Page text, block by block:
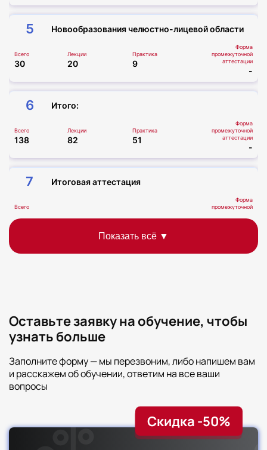
5 Новообразования челюстно-лицевой области
Всего
30
Лекции
20
Практика
9
Форма
промежуточной
аттестации
-
6 Итого:
Всего
138
Лекции
82
Практика
51
Форма
промежуточной
аттестации
-
7 Итоговая аттестация
Всего
6
Форма
промежуточной
Зачет
Всего часов
Оставьте заявку на обучение, чтобы
узнать больше
Заполните форму — мы перезвоним, либо напишем вам
и расскажем об обучении, ответим на все ваши
вопросы
Скидка -50%